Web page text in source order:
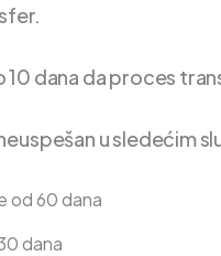
dana da proces
u sledećim
od 60 dana
dana